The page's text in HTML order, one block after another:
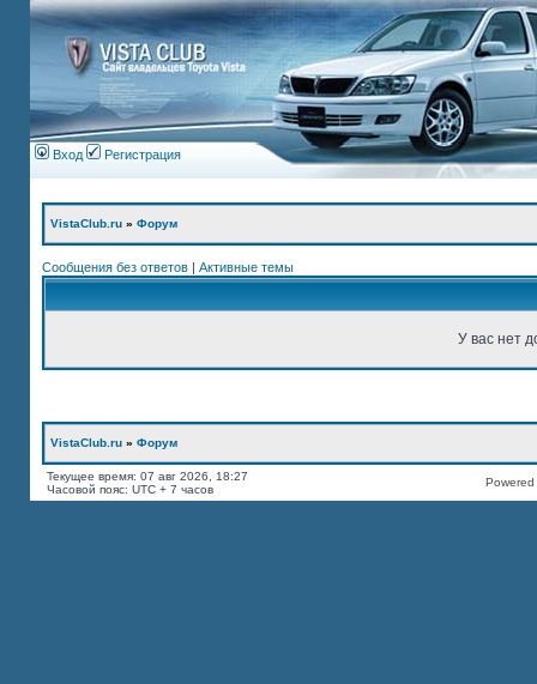
Вход Регистрация
VistaClub.ru » Форум
Сообщения без ответов | Активные темы
У вас нет
VistaClub.ru » Форум
Текущее время: 07 авг 2026, 18:27
Часовой пояс: UTC + 7 часов